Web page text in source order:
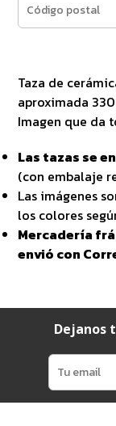
Taza de
aproximada
Imagen que da
Las tazas se
(con embalaje
Las imágenes
los colores
Mercadería
envió con
Dejanos